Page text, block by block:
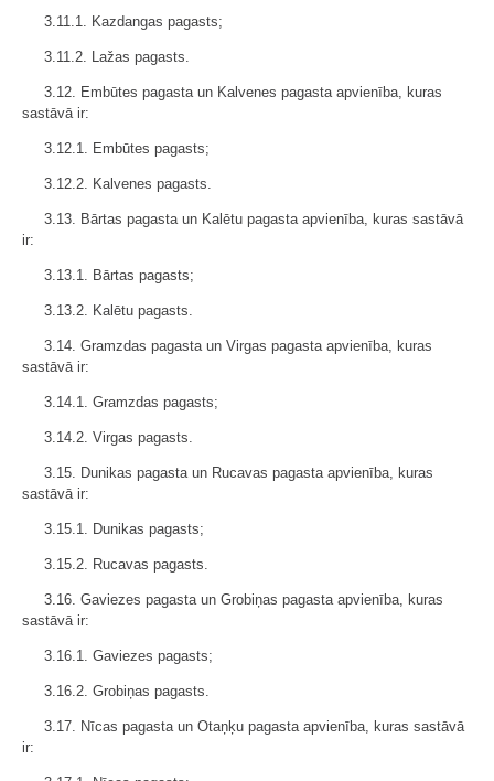
3.11.1. Kazdangas pagasts;
3.11.2. Lažas pagasts.
3.12. Embūtes pagasta un Kalvenes pagasta apvienība, kuras
sastāvā ir:
3.12.1. Embūtes pagasts;
3.12.2. Kalvenes pagasts.
3.13. Bārtas pagasta un Kalētu pagasta apvienība, kuras sastāvā
ir:
3.13.1. Bārtas pagasts;
3.13.2. Kalētu pagasts.
3.14. Gramzdas pagasta un Virgas pagasta apvienība, kuras
sastāvā ir:
3.14.1. Gramzdas pagasts;
3.14.2. Virgas pagasts.
3.15. Dunikas pagasta un Rucavas pagasta apvienība, kuras
sastāvā ir:
3.15.1. Dunikas pagasts;
3.15.2. Rucavas pagasts.
3.16. Gaviezes pagasta un Grobiņas pagasta apvienība, kuras
sastāvā ir:
3.16.1. Gaviezes pagasts;
3.16.2. Grobiņas pagasts.
3.17. Nīcas pagasta un Otaņķu pagasta apvienība, kuras sastāvā
ir: